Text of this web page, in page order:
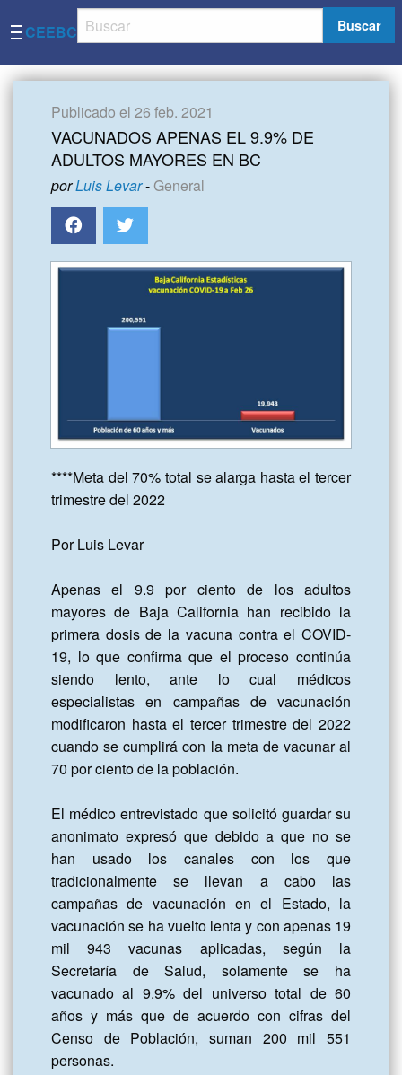
CEEBC Buscar
Publicado el 26 feb. 2021
VACUNADOS APENAS EL 9.9% DE
ADULTOS MAYORES EN BC
porLuis Levar-General
****Meta del 70% total se alarga hasta el tercer
trimestre del 2022
Por Luis Levar
Apenas el 9.9 por ciento de los adultos
mayores de Baja California han recibido la
primera dosis de la vacuna contra el COVID-
19, lo que confirma que el proceso continúa
siendo lento, ante lo cual médicos
especialistas en campañas de vacunación
modificaron hasta el tercer trimestre del 2022
cuando se cumplirá con la meta de vacunar al
70 por ciento de la población.
El médico entrevistado que solicitó guardar su
anonimato expresó que debido a que no se
han usado los canales con los que
tradicionalmente se llevan a cabo las
campañas de vacunación en el Estado, la
vacunación se ha vuelto lenta y con apenas 19
mil 943 vacunas aplicadas, según la
Secretaría de Salud, solamente se ha
vacunado al 9.9% del universo total de 60
años y más que de acuerdo con cifras del
Censo de Población, suman 200 mil 551
personas.